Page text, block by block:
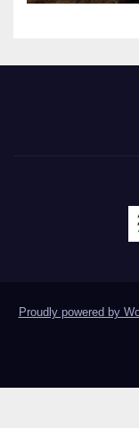
Proudly powered by